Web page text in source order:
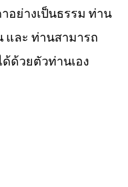
อย่างเป็นธรรม ท่าน
และ ท่านสามารถ
ด้วยตัวท่านเอง